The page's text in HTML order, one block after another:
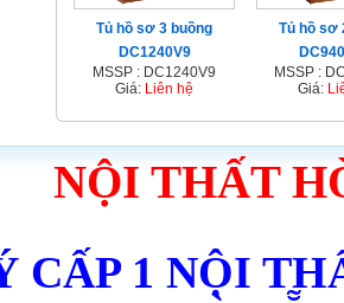
Tủ hồ sơ 3 buồng
DC1240V9
MSSP : DC1240V9
Giá: Liên hệ
Tủ hồ sơ
MSSP :
Giá:
NỘI THẤT
CẤP 1 NỘI